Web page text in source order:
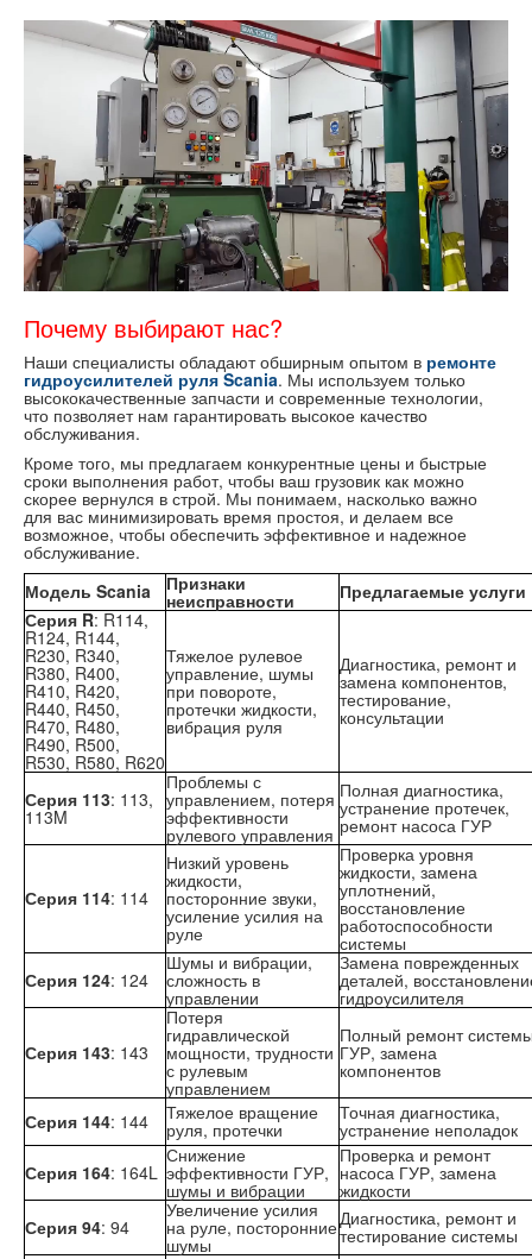
Почему выбирают нас?
Наши специалисты обладают обширным опытом в ремонте
гидроусилителей руля Scania. Мы используем только
высококачественные запчасти и современные технологии,
что позволяет нам гарантировать высокое качество
обслуживания.
Кроме того, мы предлагаем конкурентные цены и быстрые
сроки выполнения работ, чтобы ваш грузовик как можно
скорее вернулся в строй. Мы понимаем, насколько важно
для вас минимизировать время простоя, и делаем все
возможное, чтобы обеспечить эффективное и надежное
обслуживание.
Модель Scania
Признаки
неисправности
Предлагаемые услуги
Серия R: R114,
R124, R144,
R230, R340,
R380, R400,
R410, R420,
R440, R450,
R470, R480,
R490, R500,
R530, R580, R620
Тяжелое рулевое
управление, шумы
при повороте,
протечки жидкости,
вибрация руля
Диагностика, ремонт и
замена компонентов,
тестирование,
консультации
Серия 113: 113,
113M
Проблемы с
управлением, потеря
эффективности
рулевого управления
Полная диагностика,
устранение протечек,
ремонт насоса ГУР
Серия 114: 114
Низкий уровень
жидкости,
посторонние звуки,
усиление усилия на
руле
Проверка уровня
жидкости, замена
уплотнений,
восстановление
работоспособности
системы
Серия 124: 124
Шумы и вибрации,
сложность в
управлении
Замена поврежденных
деталей,
гидроусилителя
Серия 143: 143
Потеря
гидравлической
мощности, трудности
с рулевым
управлением
Полный ремонт
ГУР, замена
компонентов
Серия 144: 144 Тяжелое вращение
руля, протечки
Точная диагностика,
устранение неполадок
Серия 164: 164L
Снижение
эффективности ГУР,
шумы и вибрации
Проверка и ремонт
насоса ГУР, замена
жидкости
Серия 94: 94
Увеличение усилия
на руле, посторонние
шумы
Диагностика, ремонт и
тестирование системы